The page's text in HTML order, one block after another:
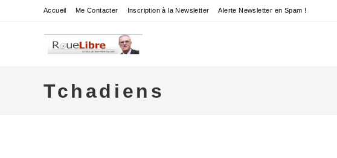
Accueil Me Contacter Inscription à la Newsletter Alerte Newsletter en Spam !
Tchadiens